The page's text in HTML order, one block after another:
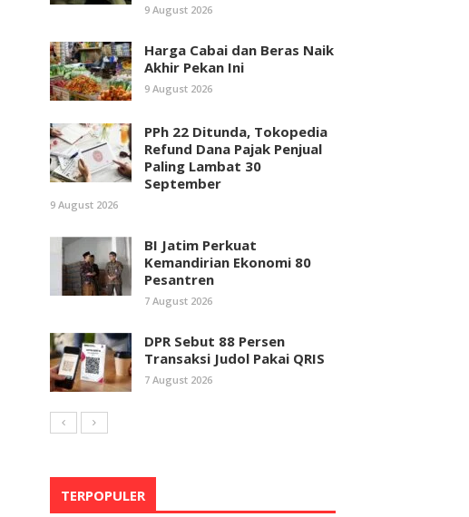
9 August 2026
Harga Cabai dan Beras Naik
Akhir Pekan Ini
9 August 2026
PPh 22 Ditunda, Tokopedia
Refund Dana Pajak Penjual
Paling Lambat 30
September
9 August 2026
BI Jatim Perkuat
Kemandirian Ekonomi 80
Pesantren
7 August 2026
DPR Sebut 88 Persen
Transaksi Judol Pakai QRIS
7 August 2026
TERPOPULER